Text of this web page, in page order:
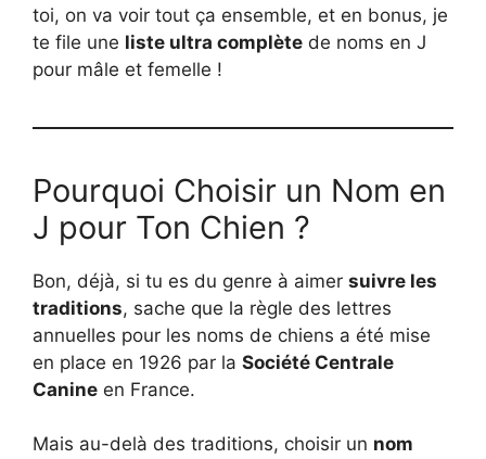
toi, on va voir tout ça ensemble, et en bonus, je
te file une liste ultra complète de noms en J
pour mâle et femelle !
Pourquoi Choisir un Nom en
J pour Ton Chien ?
Bon, déjà, si tu es du genre à aimer suivre les
traditions, sache que la règle des lettres
annuelles pour les noms de chiens a été mise
en place en 1926 par la Société Centrale
Canine en France.
Mais au-delà des traditions, choisir un nom